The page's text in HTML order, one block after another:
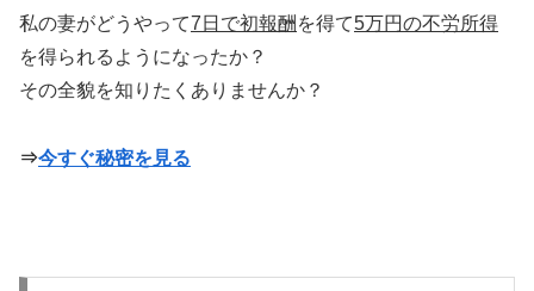
私の妻がどうやって7日で初報酬 を得て5万円の不労所得
を得られるようになったか？
その全貌を知りたくありませんか？
⇒今すぐ秘密を見る